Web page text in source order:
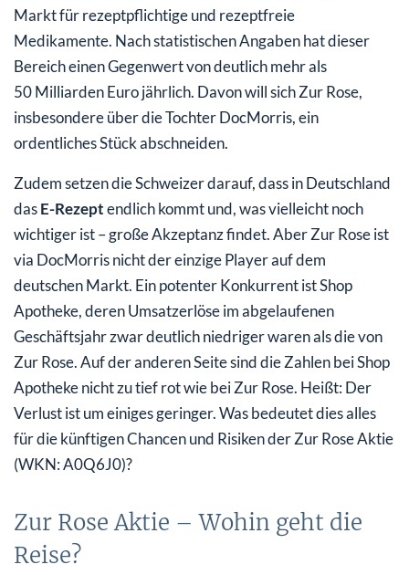
Markt für rezeptpflichtige und rezeptfreie
Medikamente. Nach statistischen Angaben hat dieser
Bereich einen Gegenwert von deutlich mehr als
50 Milliarden Euro jährlich. Davon will sich Zur Rose,
insbesondere über die Tochter DocMorris, ein
ordentliches Stück abschneiden.
Zudem setzen die Schweizer darauf, dass in Deutschland
dasE-Rezeptendlich kommt und, was vielleicht noch
wichtiger ist – große Akzeptanz findet. Aber Zur Rose ist
via DocMorris nicht der einzige Player auf dem
deutschen Markt. Ein potenter Konkurrent ist Shop
Apotheke, deren Umsatzerlöse im abgelaufenen
Geschäftsjahr zwar deutlich niedriger waren als die von
Zur Rose. Auf der anderen Seite sind die Zahlen bei Shop
Apotheke nicht zu tief rot wie bei Zur Rose. Heißt: Der
Verlust ist um einiges geringer. Was bedeutet dies alles
für die künftigen Chancen und Risiken der Zur Rose Aktie
(WKN: A0Q6J0)?
Zur Rose Aktie – Wohin geht die
Reise?